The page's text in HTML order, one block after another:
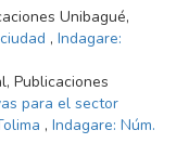
Unibagué,
, Indagare:
Publicaciones
para el sector
, Indagare: Núm.